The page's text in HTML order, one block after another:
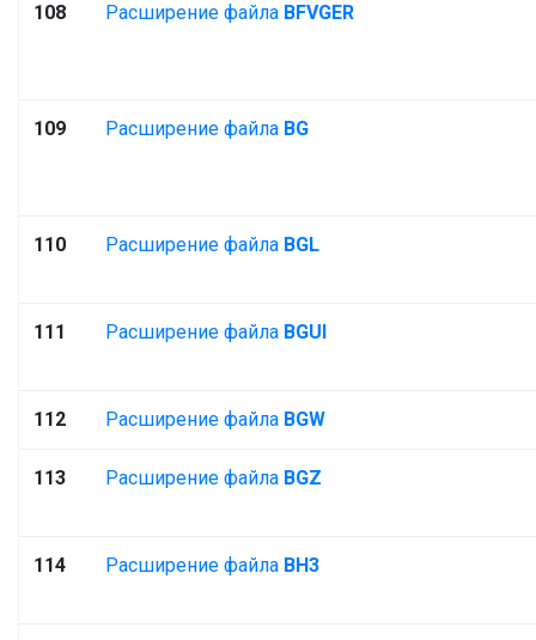
108 Расширение файла BFVGER
109 Расширение файла BG
110 Расширение файла BGL
111 Расширение файла BGUI
112 Расширение файла BGW
113 Расширение файла BGZ
114 Расширение файла BH3